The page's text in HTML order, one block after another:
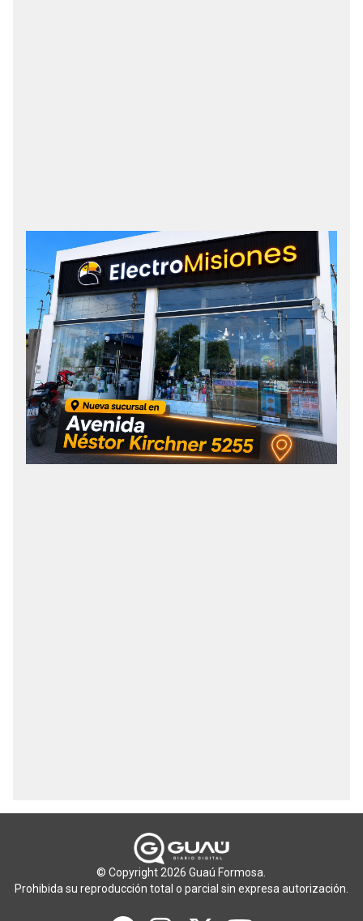
© Copyright 2026 Guaú Formosa.
Prohibida su reproducción total o parcial sin expresa autorización.